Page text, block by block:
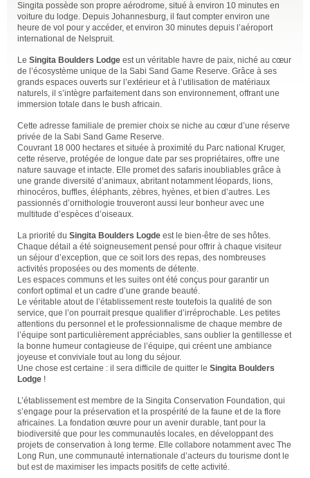
Singita possède son propre aérodrome, situé à environ 10 minutes en
voiture du lodge. Depuis Johannesburg, il faut compter environ une
heure de vol pour y accéder, et environ 30 minutes depuis l’aéroport
international de Nelspruit.
Le Singita Boulders Lodge est un véritable havre de paix, niché au cœur
de l’écosystème unique de la Sabi Sand Game Reserve. Grâce à ses
grands espaces ouverts sur l’extérieur et à l’utilisation de matériaux
naturels, il s’intègre parfaitement dans son environnement, offrant une
immersion totale dans le bush africain.
Cette adresse familiale de premier choix se niche au cœur d’une réserve
privée de la Sabi Sand Game Reserve.
Couvrant 18 000 hectares et située à proximité du Parc national Kruger,
cette réserve, protégée de longue date par ses propriétaires, offre une
nature sauvage et intacte. Elle promet des safaris inoubliables grâce à
une grande diversité d’animaux, abritant notamment léopards, lions,
rhinocéros, buffles, éléphants, zèbres, hyènes, et bien d’autres. Les
passionnés d’ornithologie trouveront aussi leur bonheur avec une
multitude d’espèces d’oiseaux.
La priorité du Singita Boulders Logde est le bien-être de ses hôtes.
Chaque détail a été soigneusement pensé pour offrir à chaque visiteur
un séjour d’exception, que ce soit lors des repas, des nombreuses
activités proposées ou des moments de détente.
Les espaces communs et les suites ont été conçus pour garantir un
confort optimal et un cadre d’une grande beauté.
Le véritable atout de l’établissement reste toutefois la qualité de son
service, que l’on pourrait presque qualifier d’irréprochable. Les petites
attentions du personnel et le professionnalisme de chaque membre de
l’équipe sont particulièrement appréciables, sans oublier la gentillesse et
la bonne humeur contagieuse de l’équipe, qui créent une ambiance
joyeuse et conviviale tout au long du séjour.
Une chose est certaine : il sera difficile de quitter le Singita Boulders
Lodge !
L’établissement est membre de la Singita Conservation Foundation, qui
s’engage pour la préservation et la prospérité de la faune et de la flore
africaines. La fondation œuvre pour un avenir durable, tant pour la
biodiversité que pour les communautés locales, en développant des
projets de conservation à long terme. Elle collabore notamment avec The
Long Run, une communauté internationale d’acteurs du tourisme dont le
but est de maximiser les impacts positifs de cette activité.